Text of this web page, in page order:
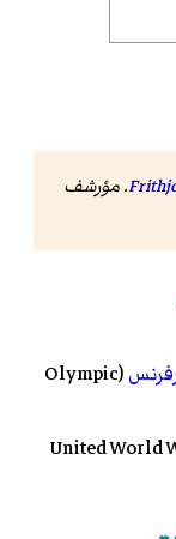
. Sports-reference.com. مؤرشف
(Olympic
United World